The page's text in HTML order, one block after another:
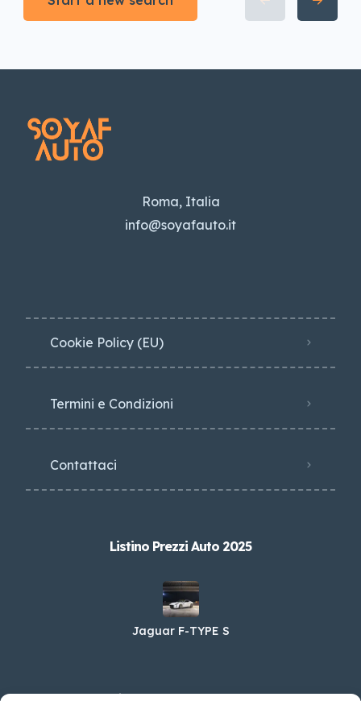
Roma, Italia
info@soyafauto.it
Cookie Policy (EU)
Termini e Condizioni
Contattaci
Listino Prezzi Auto 2025
Jaguar F-TYPE S